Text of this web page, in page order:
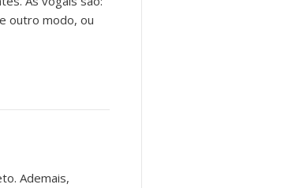
outro modo, ou
Ademais,